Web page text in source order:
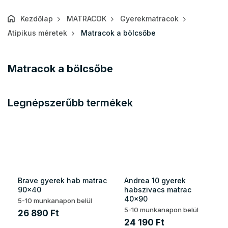
Kezdőlap MATRACOK
Gyerekmatracok
Atipikus méretek
Matracok a bölcsőbe
Matracok a bölcsőbe
Legnépszerűbb termékek
Brave gyerek hab matrac
90x40
5-10 munkanapon belül
26 890 Ft
Andrea 10 gyerek
habszivacs matrac
40x90
5-10 munkanapon belül
24 190 Ft